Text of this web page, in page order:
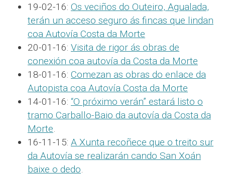
19-02-16: Os veciños do Outeiro, Agualada,
terán un acceso seguro ás fincas que lindan
coa Autovía Costa da Morte
20-01-16: Visita de rigor ás obras de
conexión coa autovía da Costa da Morte
18-01-16: Comezan as obras do enlace da
Autopista coa Autovía Costa da Morte
14-01-16: “O próximo verán” estará listo o
tramo Carballo-Baio da autovía da Costa da
Morte.
16-11-15: A Xunta recoñece que o treito sur
da Autovía se realizarán cando San Xoán
baixe o dedo.